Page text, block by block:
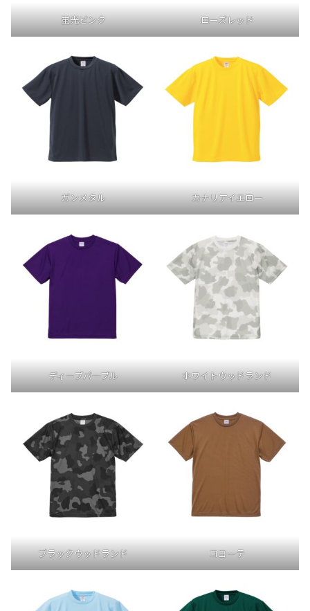
蛍光ピンク ローズレッド
ガンメタル カナリアイエロー
ディープパープル ホワイトウッドランド
ブラックウッドランド コヨーテ